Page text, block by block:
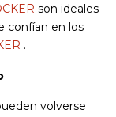
son ideales
confían en los
.
volverse